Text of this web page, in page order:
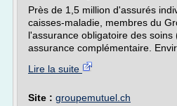
Près de 1,5 million d'assurés
caisses-maladie, membres du
l'assurance obligatoire des soins
assurance complémentaire.
Lire la suite
Site : groupemutuel.ch